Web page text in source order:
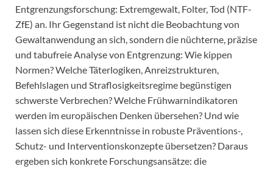
Entgrenzungsforschung: Extremgewalt, Folter, Tod (NTF-
ZfE) an. Ihr Gegenstand ist nicht die Beobachtung von
Gewaltanwendung an sich, sondern die nüchterne, präzise
und tabufreie Analyse von Entgrenzung: Wie kippen
Normen? Welche Täterlogiken, Anreizstrukturen,
Befehlslagen und Straflosigkeitsregime begünstigen
schwerste Verbrechen? Welche Frühwarnindikatoren
werden im europäischen Denken übersehen? Und wie
lassen sich diese Erkenntnisse in robuste Präventions-,
Schutz- und Interventionskonzepte übersetzen? Daraus
ergeben sich konkrete Forschungsansätze: die